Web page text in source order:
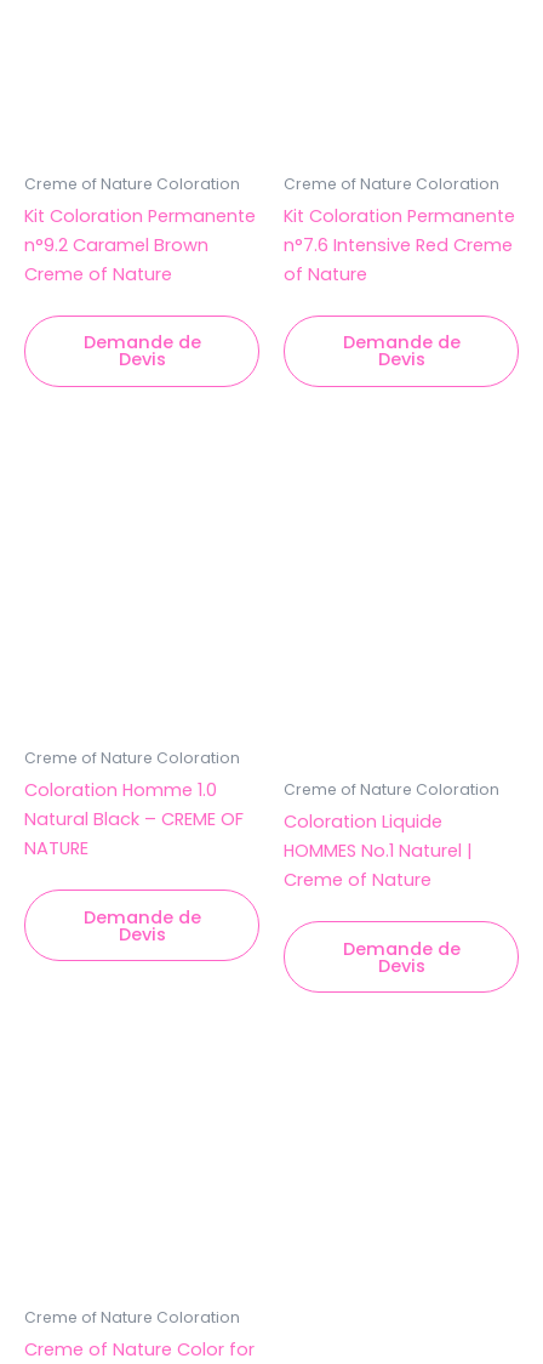
Creme of Nature Coloration
Kit Coloration Permanente
n°9.2 Caramel Brown
Creme of Nature
Demande de
Devis
Creme of Nature Coloration
Kit Coloration Permanente
n°7.6 Intensive Red Creme
of Nature
Demande de
Devis
Creme of Nature Coloration
Coloration Homme 1.0
Natural Black – CREME OF
NATURE
Demande de
Devis
Creme of Nature Coloration
Coloration Liquide
HOMMES No.1 Naturel |
Creme of Nature
Demande de
Devis
Creme of Nature Coloration
Creme of Nature Color for